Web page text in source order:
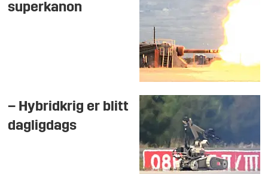
superkanon
– Hybridkrig er blitt
dagligdags